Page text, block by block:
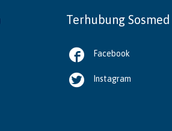
Terhubung Sosmed
 Facebook
 Instagram